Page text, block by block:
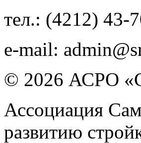
тел.: (4212) 43-
e-mail:
© 2026 АСРО
Ассоциация
развитию